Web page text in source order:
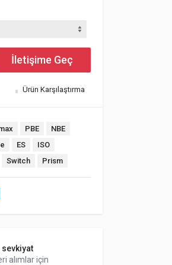
İletişime Geç
Ürün Karşılaştırma
PBE
NBE
ES
ISO
Switch Prism
alımlar için